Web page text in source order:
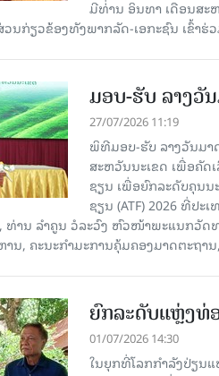
ມີທ່່ານ ອິນທາ ເດືອນສະ
ນກ່ຽວຂ້ອງທັງພາກລັດ-ເອກະຊົນ ເຂົ້າຮ່
ມອບ-ຮັບ ລາງວັ
27/07/2026 11:19
ພິທີມອບ-ຮັບ ລາງວັນມາ
ສະຫວັນນະເຂດ ເພື່ອຄັ
ຊຽນ ເພື່ອຍົກລະດັບຄຸນ
ຊຽນ (ATF) 2026 ທີ່ປ
ທ່ານ ລຳຄູນ ວໍລະວົງ ຫົວໜ້າພະແນກວັ
ນ, ຄະນະກຳມະການຄຸ້ມຄອງມາດຕະຖາ
ຍົກລະດັບແຫຼ່ງທ່
01/07/2026 14:30
ໃນຍຸກທີ່ໂລກກຳລັງປ່ຽນ